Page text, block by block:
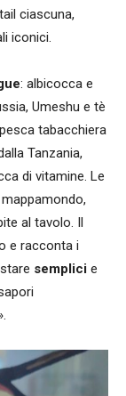
ciascuna,
iconici.
: albicocca e
Umeshu e tè
tabacchiera
Tanzania,
di vitamine. Le
al tavolo. Il
e racconta i
semplici e